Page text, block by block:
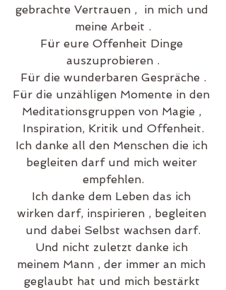
gebrachte Vertrauen ,  in mich und
meine Arbeit .
Für eure Offenheit Dinge
auszuprobieren .
Für die wunderbaren Gespräche .
Für die unzähligen Momente in den
Meditationsgruppen von Magie ,
Inspiration, Kritik und Offenheit.
Ich danke all den Menschen die ich
begleiten darf und mich weiter
empfehlen.
Ich danke dem Leben das ich
wirken darf, inspirieren , begleiten
und dabei Selbst wachsen darf.
Und nicht zuletzt danke ich
meinem Mann , der immer an mich
geglaubt hat und mich bestärkt